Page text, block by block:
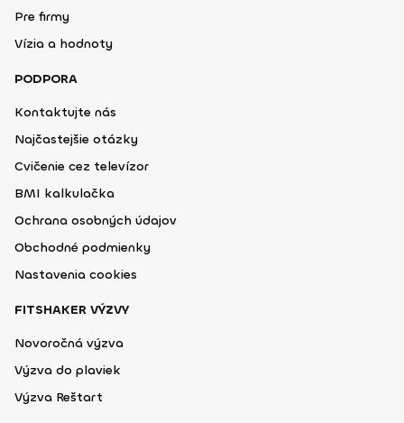
Pre firmy
Vízia a hodnoty
PODPORA
Kontaktujte nás
Najčastejšie otázky
Cvičenie cez televízor
BMI kalkulačka
Ochrana osobných údajov
Obchodné podmienky
Nastavenia cookies
FITSHAKER VÝZVY
Novoročná výzva
Výzva do plaviek
Výzva Reštart